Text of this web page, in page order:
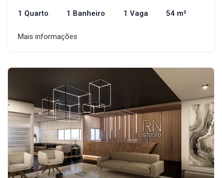
1 Quarto 1 Banheiro 1 Vaga 54 m²
Mais informações